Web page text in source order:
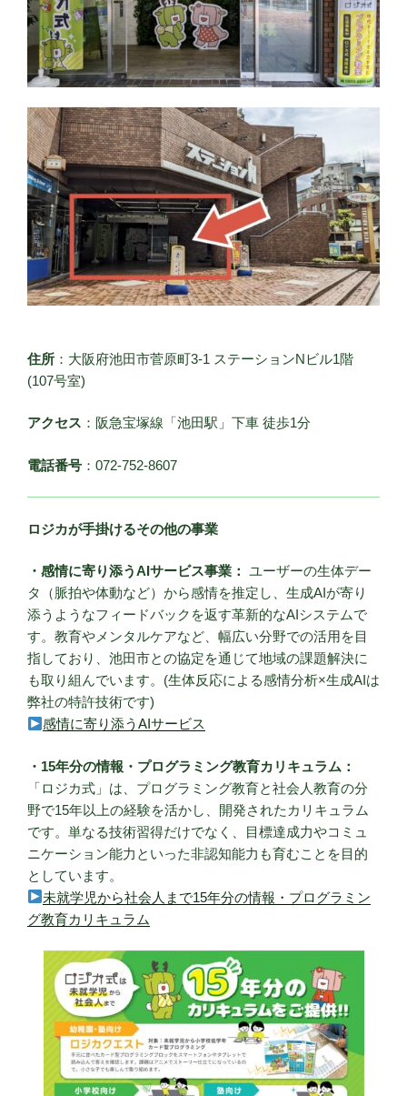
住所 ：大阪府池田市菅原町3-1 ステーションNビル1階
(107号室)
アクセス ：阪急宝塚線「池田駅」下車 徒歩1分
電話番号 ：072-752-8607
ロジカが手掛けるその他の事業
・感情に寄り添うAIサービス事業： ユーザーの生体デー
タ（脈拍や体動など）から感情を推定し、生成AIが寄り
添うようなフィードバックを返す革新的なAIシステムで
す。教育やメンタルケアなど、幅広い分野での活用を目
指しており、池田市との協定を通じて地域の課題解決に
も取り組んでいます。(生体反応による感情分析×生成AIは
弊社の特許技術です)
感情に寄り添うAIサービス
・15年分の情報・プログラミング教育カリキュラム：
「ロジカ式」は、プログラミング教育と社会人教育の分
野で15年以上の経験を活かし、開発されたカリキュラム
です。単なる技術習得だけでなく、目標達成力やコミュ
ニケーション能力といった非認知能力も育むことを目的
としています。
未就学児から社会人まで15年分の情報・プログラミン
グ教育カリキュラム